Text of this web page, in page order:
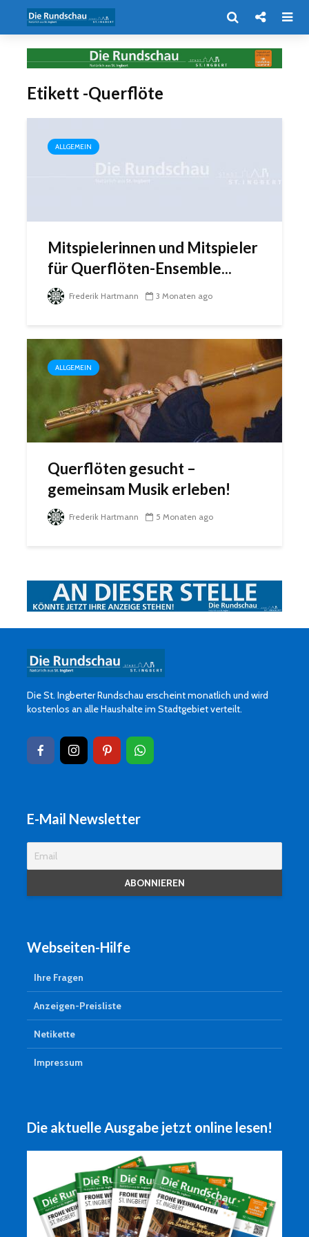
Etikett -Querflöte
ALLGEMEIN
Mitspielerinnen und Mitspieler
für Querflöten-Ensemble...
Frederik Hartmann 3 Monaten ago
ALLGEMEIN
Querflöten gesucht –
gemeinsam Musik erleben!
Frederik Hartmann 5 Monaten ago
Die St. Ingberter Rundschau erscheint monatlich und wird
kostenlos an alle Haushalte im Stadtgebiet verteilt.
E-Mail Newsletter
Webseiten-Hilfe
Ihre Fragen
Anzeigen-Preisliste
Netikette
Impressum
Die aktuelle Ausgabe jetzt online lesen!